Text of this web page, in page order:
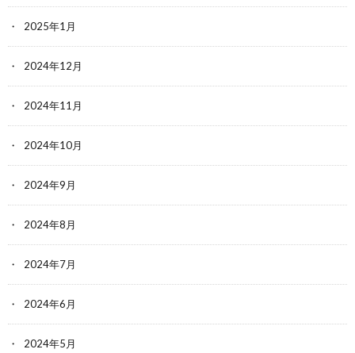
2025年1月
2024年12月
2024年11月
2024年10月
2024年9月
2024年8月
2024年7月
2024年6月
2024年5月